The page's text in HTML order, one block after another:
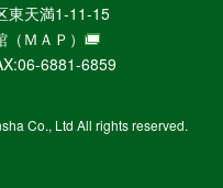
東天満1-11-15
（ＭＡＰ）
6881-6859
Co., Ltd All rights reserved.